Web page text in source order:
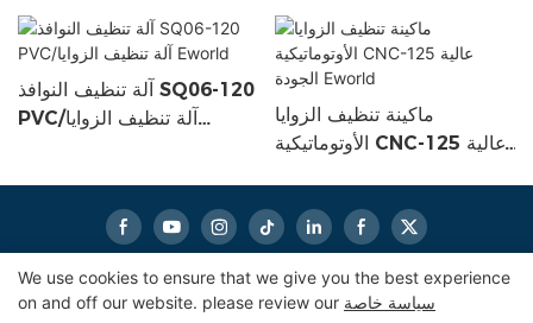
آلة تنظيف النوافذ SQ06-120
PVC/آلة تنظيف الزوايا
ماكينة تنظيف الزوايا
الأوتوماتيكية CNC-125 عالية
حقوق النشر © 2024eworldmachinery.com|
We use cookies to ensure that we give you the best experience
on and off our website. please review our سياسة خاصة